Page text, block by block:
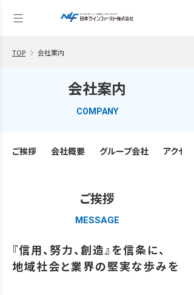
TOP 会社案内
会社案内
COMPANY
ご挨拶 会社概要 グループ会社 アクセス
ご挨拶
MESSAGE
『信用、努力、創造』を信条に、
地域社会と業界の堅実な歩みを